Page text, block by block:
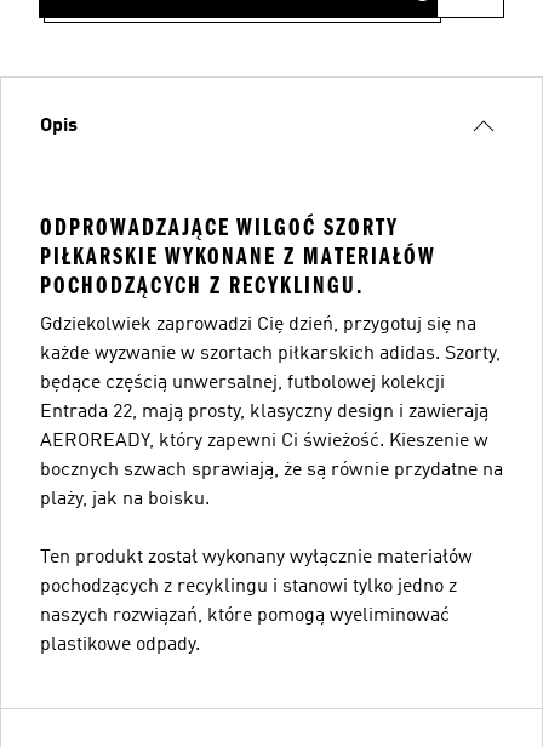
Opis
ODPROWADZAJĄCE WILGOĆ SZORTY
PIŁKARSKIE WYKONANE Z MATERIAŁÓW
POCHODZĄCYCH Z RECYKLINGU.
Gdziekolwiek zaprowadzi Cię dzień, przygotuj się na
każde wyzwanie w szortach piłkarskich adidas. Szorty,
będące częścią unwersalnej, futbolowej kolekcji
Entrada 22, mają prosty, klasyczny design i zawierają
AEROREADY, który zapewni Ci świeżość. Kieszenie w
bocznych szwach sprawiają, że są równie przydatne na
plaży, jak na boisku.
Ten produkt został wykonany wyłącznie materiałów
pochodzących z recyklingu i stanowi tylko jedno z
naszych rozwiązań, które pomogą wyeliminować
plastikowe odpady.